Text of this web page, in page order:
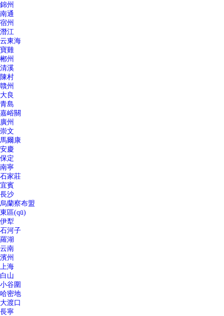
錦州
南通
宿州
潛江
云東海
寶雞
郴州
清溪
陳村
贛州
大良
青島
嘉峪關
廣州
崇文
馬爾康
安慶
保定
南寧
石家莊
宜賓
長沙
烏蘭察布盟
東區(qū)
伊犁
石河子
羅湖
云南
濱州
上海
白山
小谷圍
哈密地
大渡口
長寧